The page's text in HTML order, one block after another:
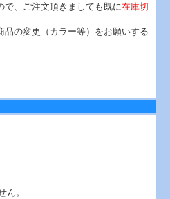
で、ご注文頂きましても既に在庫切
の変更（カラー等）をお願いする
。